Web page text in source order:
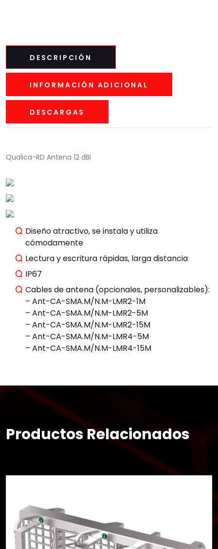
DESCRIPCIÓN
INFORMACIÓN ADICIONAL
DESCARGAS
Qualica-RD Antena 12 dBi
Diseño atractivo, se instala y utiliza
cómodamente
Lectura y escritura rápidas, larga distancia
IP67
Cables de antena (opcionales, personalizables):
– Ant-CA-SMA.M/N.M-LMR2-1M
– Ant-CA-SMA.M/N.M-LMR2-5M
– Ant-CA-SMA.M/N.M-LMR2-15M
– Ant-CA-SMA.M/N.M-LMR4-5M
– Ant-CA-SMA.M/N.M-LMR4-15M
Productos Relacionados